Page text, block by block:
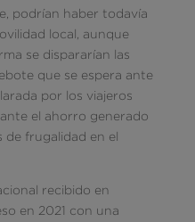
podrían haber todavía
local, aunque
se dispararían las
que se espera ante
por los viajeros
ante el ahorro generado
de frugalidad en el
recibido en
en 2021 con una